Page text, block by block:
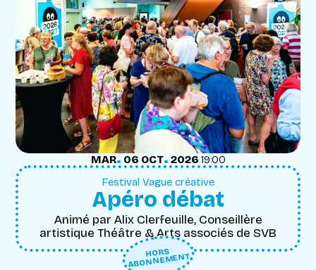
MARDI
MAR. 06 OCTOBRE
OCT. 2026 19:00
Festival Vague créative
Apéro débat
Animé par Alix Clerfeuille, Conseillère
artistique Théâtre & Arts associés de SVB
HORS
ABONNEMENT